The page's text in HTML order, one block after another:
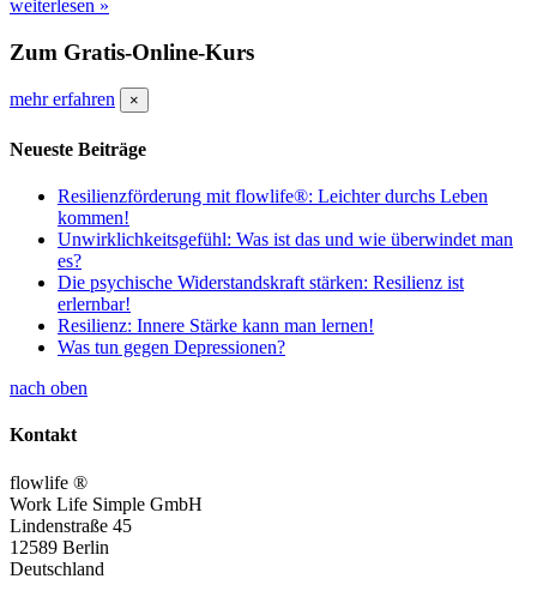
weiterlesen »
Zum Gratis-Online-Kurs
mehr erfahren ×
Neueste Beiträge
Resilienzförderung mit flowlife®: Leichter durchs Leben
kommen!
Unwirklichkeitsgefühl: Was ist das und wie überwindet man
es?
Die psychische Widerstandskraft stärken: Resilienz ist
erlernbar!
Resilienz: Innere Stärke kann man lernen!
Was tun gegen Depressionen?
nach oben
Kontakt
flowlife ®
Work Life Simple GmbH
Lindenstraße 45
12589 Berlin
Deutschland